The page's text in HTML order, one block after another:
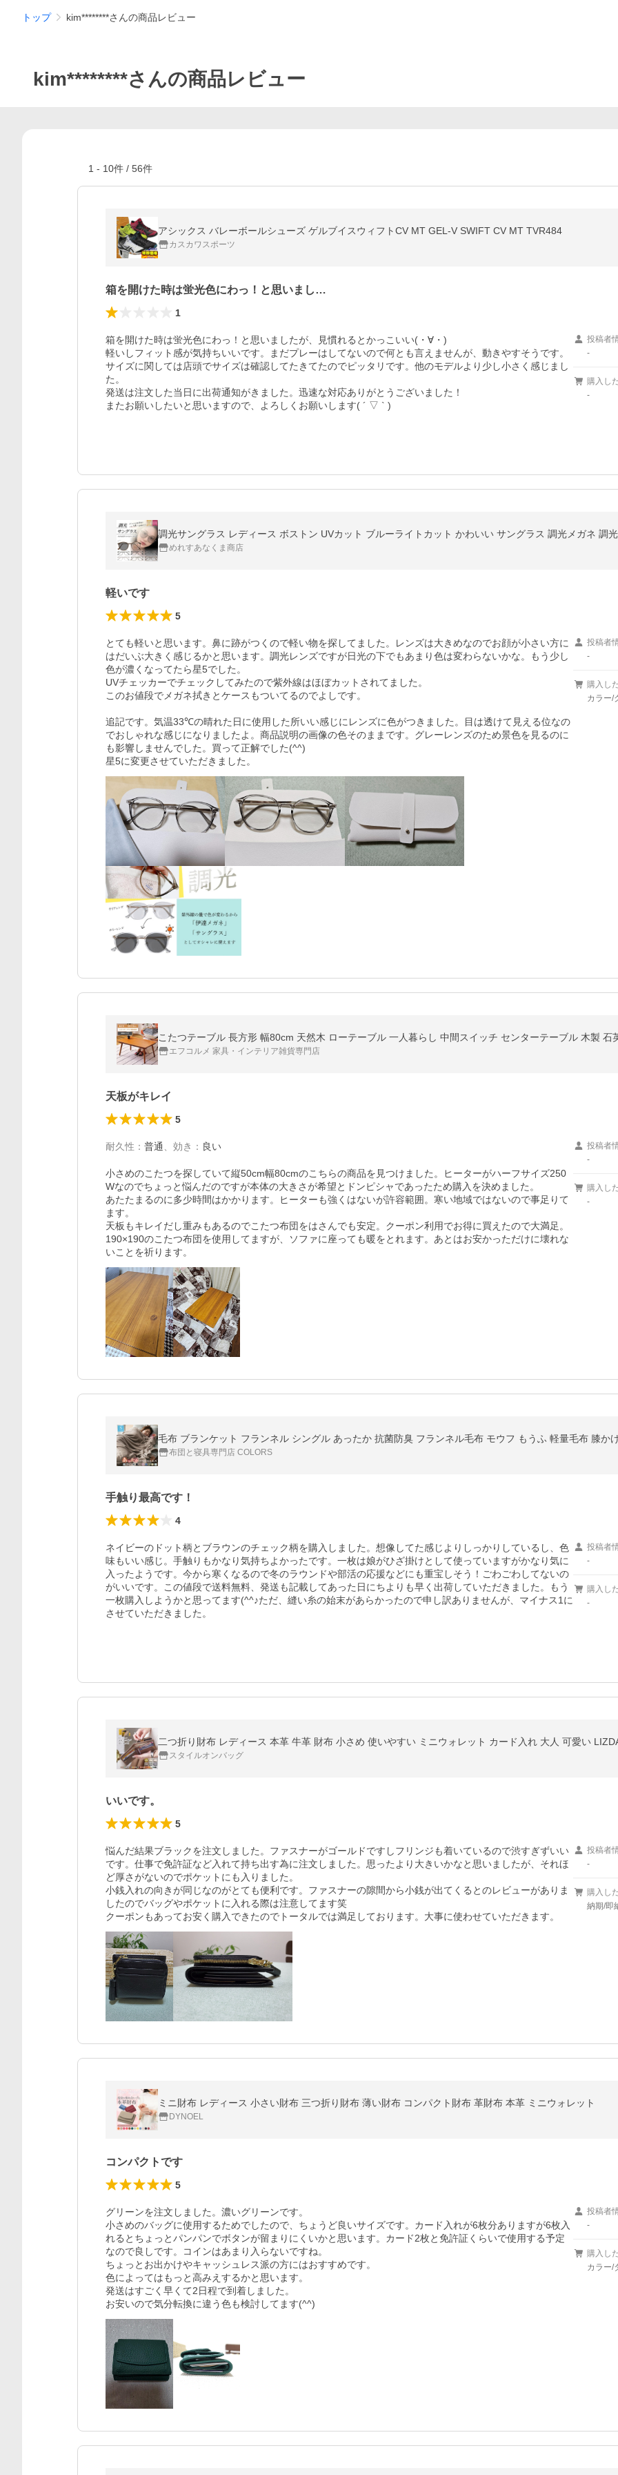
トップ kim********さんの商品レビュー
kim********さんの商品レビュー
1 - 10件 / 56件
アシックス バレーボールシューズ ゲルブイスウィフトCV MT GEL-V SWIFT CV MT TVR484
カスカワスポーツ
箱を開けた時は蛍光色にわっ！と思いまし…
1
箱を開けた時は蛍光色にわっ！と思いましたが、見慣れるとかっこいい(・∀・)
軽いしフィット感が気持ちいいです。まだプレーはしてないので何とも言えませんが、動きやすそうです。
サイズに関しては店頭でサイズは確認してたきてたのでピッタリです。他のモデルより少し小さく感じまし
た。
発送は注文した当日に出荷通知がきました。迅速な対応ありがとうございました！
またお願いしたいと思いますので、よろしくお願いします( ´ ▽ ` )
投稿者
-
購入し
-
調光サングラス レディース ボストン UVカット ブルーライトカット かわいい サングラス 調光メガネ 調
めれすあなくま商店
軽いです
5
とても軽いと思います。鼻に跡がつくので軽い物を探してました。レンズは大きめなのでお顔が小さい方に
はだいぶ大きく感じるかと思います。調光レンズですが日光の下でもあまり色は変わらないかな。もう少し
色が濃くなってたら星5でした。
UVチェッカーでチェックしてみたので紫外線はほぼカットされてました。
このお値段でメガネ拭きとケースもついてるのでよしです。
追記です。気温33℃の晴れた日に使用した所いい感じにレンズに色がつきました。目は透けて見える位なの
でおしゃれな感じになりましたよ。商品説明の画像の色そのままです。グレーレンズのため景色を見るのに
も影響しませんでした。買って正解でした(^^)
星5に変更させていただきました。
投稿者
-
購入し
カラー/
エフコルメ 家具・インテリア雑貨専門店
天板がキレイ
5
耐久性 ： 普通 効き ： 良い
小さめのこたつを探していて縦50cm幅80cmのこちらの商品を見つけました。ヒーターがハーフサイズ250
Wなのでちょっと悩んだのですが本体の大きさが希望とドンピシャであったため購入を決めました。
あたたまるのに多少時間はかかります。ヒーターも強くはないが許容範囲。寒い地域ではないので事足りて
ます。
天板もキレイだし重みもあるのでこたつ布団をはさんでも安定。クーポン利用でお得に買えたので大満足。
190×190のこたつ布団を使用してますが、ソファに座っても暖をとれます。あとはお安かっただけに壊れな
投稿者
-
購入し
-
布団と寝具専門店 COLORS
手触り最高です！
4
ネイビーのドット柄とブラウンのチェック柄を購入しました。想像してた感じよりしっかりしているし、色
味もいい感じ。手触りもかなり気持ちよかったです。一枚は娘がひざ掛けとして使っていますがかなり気に
入ったようです。今から寒くなるので冬のラウンドや部活の応援などにも重宝しそう！ごわごわしてないの
がいいです。この値段で送料無料、発送も記載してあった日にちよりも早く出荷していただきました。もう
一枚購入しようかと思ってます(^^♪ただ、縫い糸の始末があらかったので申し訳ありませんが、マイナス1に
させていただきました。
投稿者
-
購入し
-
二つ折り財布 レディース 本革 牛革 財布 小さめ 使いやすい ミニウォレット カード入れ 大人 可愛い
スタイルオンバッグ
いいです。
5
悩んだ結果ブラックを注文しました。ファスナーがゴールドですしフリンジも着いているので渋すぎずいい
です。仕事で免許証など入れて持ち出す為に注文しました。思ったより大きいかなと思いましたが、それほ
ど厚さがないのでポケットにも入りました。
小銭入れの向きが同じなのがとても便利です。ファスナーの隙間から小銭が出てくるとのレビューがありま
したのでバッグやポケットに入れる際は注意してます笑
クーポンもあってお安く購入できたのでトータルでは満足しております。大事に使わせていただきます。
投稿者
-
購入し
納期/即
ミニ財布 レディース 小さい財布 三つ折り財布 薄い財布 コンパクト財布 革財布 本革 ミニウォレット
DYNOEL
コンパクトです
5
グリーンを注文しました。濃いグリーンです。
小さめのバッグに使用するためでしたので、ちょうど良いサイズです。カード入れが6枚分ありますが6枚入
れるとちょっとパンパンでボタンが留まりにくいかと思います。カード2枚と免許証くらいで使用する予定
なので良しです。コインはあまり入らないですね。
ちょっとお出かけやキャッシュレス派の方にはおすすめです。
色によってはもっと高みえするかと思います。
発送はすごく早くて2日程で到着しました。
お安いので気分転換に違う色も検討してます(^^)
投稿者
-
購入し
カラー/